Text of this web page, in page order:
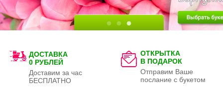
ДОСТАВКА
0 РУБЛЕЙ
Доставим за час
БЕСПЛАТНО
ОТКРЫТКА
В ПОДАРОК
Отправим Ваше
послание с букетом